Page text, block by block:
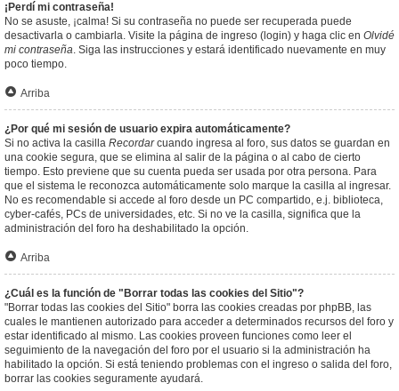
¡Perdí mi contraseña!
No se asuste, ¡calma! Si su contraseña no puede ser recuperada puede
desactivarla o cambiarla. Visite la página de ingreso (login) y haga clic en Olvidé
mi contraseña. Siga las instrucciones y estará identificado nuevamente en muy
poco tiempo.
Arriba
¿Por qué mi sesión de usuario expira automáticamente?
Si no activa la casilla Recordarcuando ingresa al foro, sus datos se guardan en
una cookie segura, que se elimina al salir de la página o al cabo de cierto
tiempo. Esto previene que su cuenta pueda ser usada por otra persona. Para
que el sistema le reconozca automáticamente solo marque la casilla al ingresar.
No es recomendable si accede al foro desde un PC compartido, e.j. biblioteca,
cyber-cafés, PCs de universidades, etc. Si no ve la casilla, significa que la
administración del foro ha deshabilitado la opción.
Arriba
¿Cuál es la función de "Borrar todas las cookies del Sitio"?
"Borrar todas las cookies del Sitio" borra las cookies creadas por phpBB, las
cuales le mantienen autorizado para acceder a determinados recursos del foro y
estar identificado al mismo. Las cookies proveen funciones como leer el
seguimiento de la navegación del foro por el usuario si la administración ha
habilitado la opción. Si está teniendo problemas con el ingreso o salida del foro,
borrar las cookies seguramente ayudará.